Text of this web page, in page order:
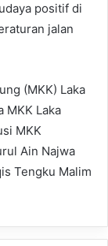
positif di
jalan
(MKK) Laka
MKK Laka
MKK
Ain Najwa
Tengku Malim